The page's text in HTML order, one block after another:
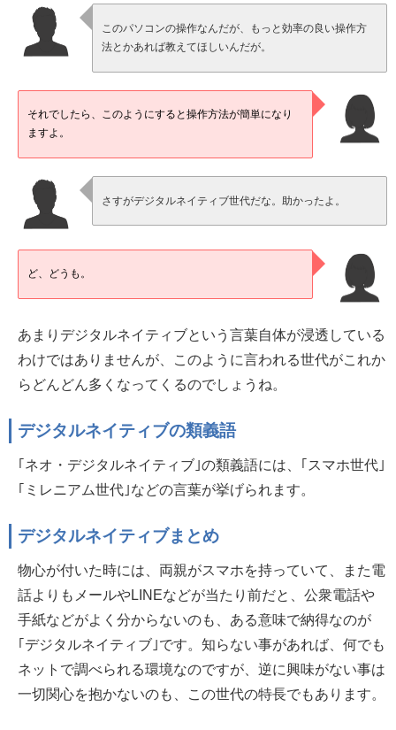
このパソコンの操作なんだが、もっと効率の良い操作方
法とかあれば教えてほしいんだが。
それでしたら、このようにすると操作方法が簡単になり
ますよ。
さすがデジタルネイティブ世代だな。助かったよ。
ど、どうも。
あまりデジタルネイティブという言葉自体が浸透している
わけではありませんが、このように言われる世代がこれか
らどんどん多くなってくるのでしょうね。
デジタルネイティブの類義語
｢ネオ・デジタルネイティブ｣の類義語には、｢スマホ世代｣
｢ミレニアム世代｣などの言葉が挙げられます。
デジタルネイティブまとめ
物心が付いた時には、両親がスマホを持っていて、また電
話よりもメールやLINEなどが当たり前だと、公衆電話や
手紙などがよく分からないのも、ある意味で納得なのが
｢デジタルネイティブ｣です。知らない事があれば、何でも
ネットで調べられる環境なのですが、逆に興味がない事は
一切関心を抱かないのも、この世代の特長でもあります。